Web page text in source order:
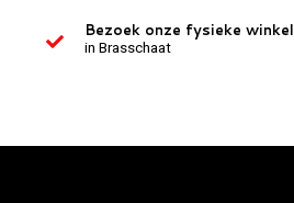
Bezoek onze fysieke winkel
in Brasschaat